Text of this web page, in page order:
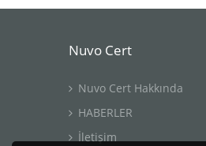
Nuvo Cert
Nuvo Cert Hakkında
HABERLER
İletişim